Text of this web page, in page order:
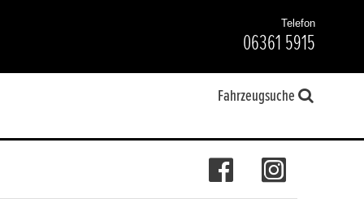
Telefon
06361 5915
Fahrzeugsuche